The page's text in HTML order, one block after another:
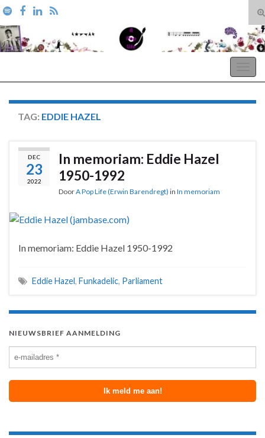
Search for:
TAG: EDDIE HAZEL
DEC
23
2022
In memoriam: Eddie Hazel
1950-1992
DoorA Pop Life (Erwin Barendregt) in In memoriam
In memoriam: Eddie Hazel 1950-1992
Eddie Hazel, Funkadelic, Parliament
NIEUWSBRIEF AANMELDING